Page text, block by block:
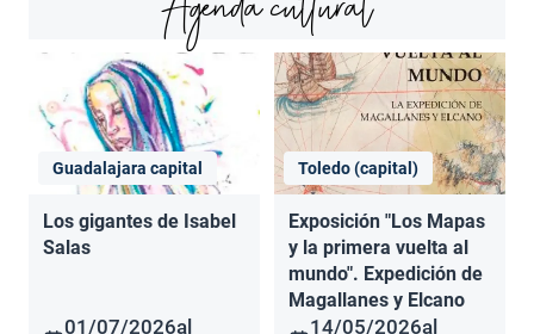
Guadalajara capital
Los gigantes de Isabel
Salas
01/07/2026al
Toledo (capital)
Exposición "Los Mapas
y la primera vuelta al
mundo". Expedición de
Magallanes y Elcano
14/05/2026al